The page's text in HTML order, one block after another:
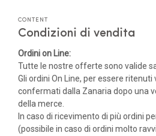
CONTENT
Condizioni di vendita
Ordini on Line:
Tutte le nostre offerte sono valide
Gli ordini On Line, per essere
confermati dalla Zanaria dopo una
della merce.
In caso di ricevimento di più ordini
(possibile in caso di ordini molto